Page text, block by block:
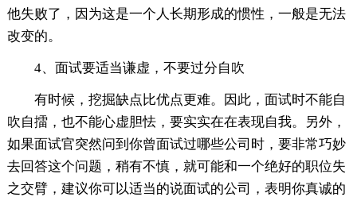
他失败了，因为这是一个人长期形成的惯性，一般是无法
改变的。
4、面试要适当谦虚，不要过分自吹
有时候，挖掘缺点比优点更难。因此，面试时不能自
吹自擂，也不能心虚胆怯，要实实在在表现自我。另外，
如果面试官突然问到你曾面试过哪些公司时，要非常巧妙
去回答这个问题，稍有不慎，就可能和一个绝好的职位失
之交臂，建议你可以适当的说面试的公司，表明你真诚的